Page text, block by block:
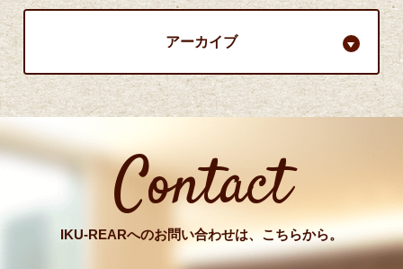
アーカイブ
Contact
IKU-REARへのお問い合わせは、こちらから。